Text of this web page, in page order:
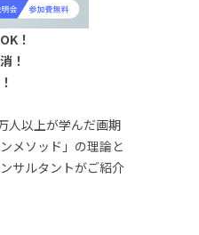
！
！
人以上が学んだ画期
メソッド」の理論と
サルタントがご紹介